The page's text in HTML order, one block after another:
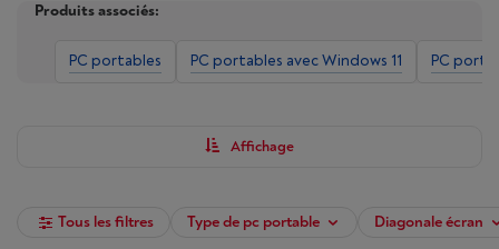
Produits associés:
PC portables PC portables avec Windows 11 PC
Affichage
Tous les filtres Type de pc portable Diagonale écran